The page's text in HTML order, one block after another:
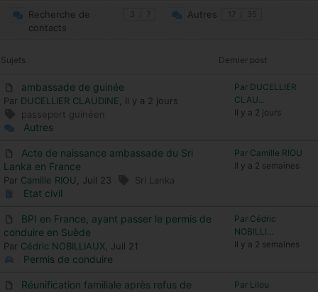
Recherche de
contacts
3 Autres 35
Sujets Dernier post
ambassade de guinée
Par DUCELLIER CLAUDINE , Il y a 2 jours
passeport guinéen
Autres
Par DUCELLIER
CLAU...
Il y a 2 jours
Acte de naissance ambassade du Sri
Lanka en France
Par Camille RIOU , Juil 23 Sri Lanka
Etat civil
Par Camille RIOU
Il y a 2 semaines
BPI en France, ayant passer le permis de
conduire en Suède
Par Cédric NOBILLIAUX , Juil 21
Permis de conduire
Par Cédric
NOBILLI...
Il y a 2 semaines
Réunification familiale après refus de
Par Lilou